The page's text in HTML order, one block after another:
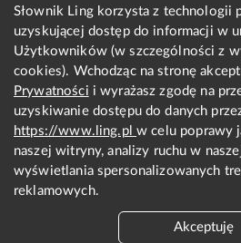
SŁOWNIK POLSKO-HISZPAŃSKI
SŁOWNIK POLSKO-NIEMIECKI
SŁOWNIK POLSKO-ROSYJSKI
SŁOWNIK ANGIELSKO-POLSKI
SŁOWNIK FRANCUSKO-POLSKI
SŁOWNIK WŁOSKO-POLSKI
SŁOWNIK HISZPAŃSKO-POLSKI
SŁOWNIK NIEMIECKO-POLSKI
SŁOWNIK ROSYJSKO-POLSKI
O nas
KONTAKT Z REDAKCJĄ
Słownik Ling korzysta z technologii
uzyskującej dostęp do informacji w
Użytkowników (w szczególności z
cookies). Wchodząc na stronę
Prywatności i wyrażasz zgodę na
uzyskiwanie dostępu do danych
https://www.ling.plw celu poprawy
naszej witryny, analizy ruchu w
wyświetlania spersonalizowanych
reklamowych.
Akceptuję